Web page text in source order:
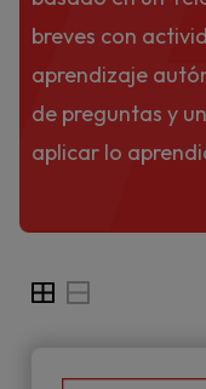
breves con
aprendizaje
de preguntas y
aplicar lo